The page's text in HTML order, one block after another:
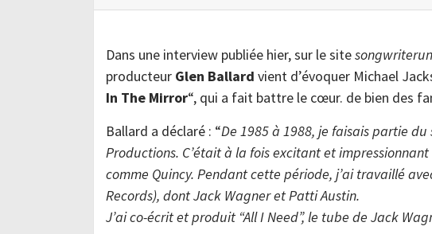
Dans une interview publiée hier, sur le site
producteur Glen Ballard vient d’évoquer Michael
In The Mirror“, qui a fait battre le cœur. de bien des
Ballard a déclaré : “De 1985 à 1988, je faisais partie
Productions. C’était à la fois excitant et
comme Quincy. Pendant cette période, j’ai travaillé
Records), dont Jack Wagner et Patti Austin.
J’ai co-écrit et produit “All I Need”, le tube de Jack